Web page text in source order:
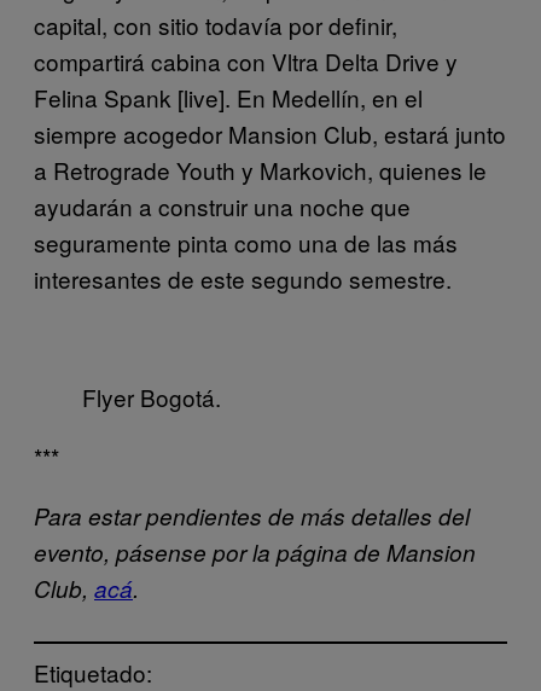
capital, con sitio todavía por definir,
compartirá cabina con Vltra Delta Drive y
Felina Spank [live]. En Medellín, en el
siempre acogedor Mansion Club, estará junto
a Retrograde Youth y Markovich, quienes le
ayudarán a construir una noche que
seguramente pinta como una de las más
interesantes de este segundo semestre.
Flyer Bogotá.
***
Para estar pendientes de más detalles del
evento, pásense por la página de Mansion
Club, acá.
Etiquetado: